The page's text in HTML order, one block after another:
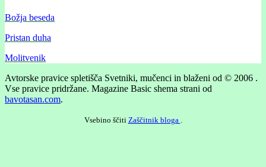
Božja beseda
Pristan duha
Molitvenik
Avtorske pravice spletišča Svetniki, mučenci in blaženi od © 2006 .
Vse pravice pridržane. Magazine Basic shema strani od
bavotasan.com.
Vsebino ščiti Zaščitnik bloga .